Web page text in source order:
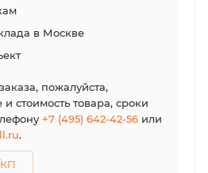
в Москве
пожалуйста,
стоимость товара, сроки
+7 (495) 642-42-56 или
.
КП